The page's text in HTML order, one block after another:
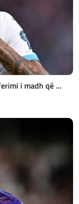
i madh që ...